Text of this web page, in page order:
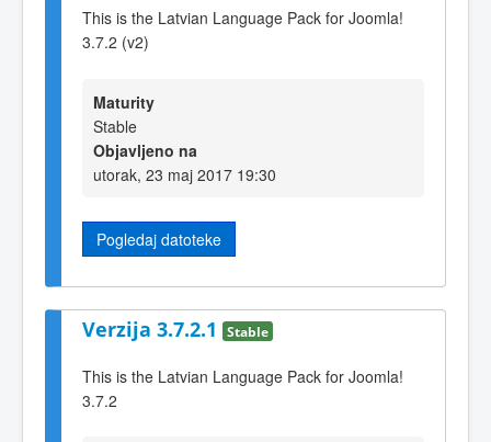
This is the Latvian Language Pack for Joomla!
3.7.2 (v2)
Maturity
Stable
Objavljeno na
utorak, 23 maj 2017 19:30
Pogledaj datoteke
Verzija 3.7.2.1 Stable
This is the Latvian Language Pack for Joomla!
3.7.2